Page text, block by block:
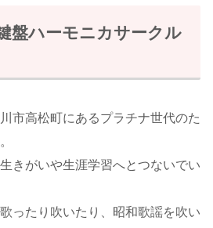
盤ハーモニカサークル
市高松町にあるプラチナ世代のた
きがいや生涯学習へとつないでい
ったり吹いたり、昭和歌謡を吹い